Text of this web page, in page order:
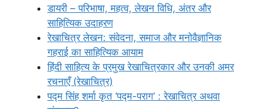
डायरी – परिभाषा, महत्व, लेखन विधि, अंतर और
साहित्यिक उदाहरण
रेखाचित्र लेखन: संवेदना, समाज और मनोवैज्ञानिक
गहराई का साहित्यिक आयाम
हिंदी साहित्य के प्रमुख रेखाचित्रकार और उनकी अमर
रचनाएँ (रेखाचित्र)
पद्म सिंह शर्मा कृत ‘पद्म-पराग’ : रेखाचित्र अथवा